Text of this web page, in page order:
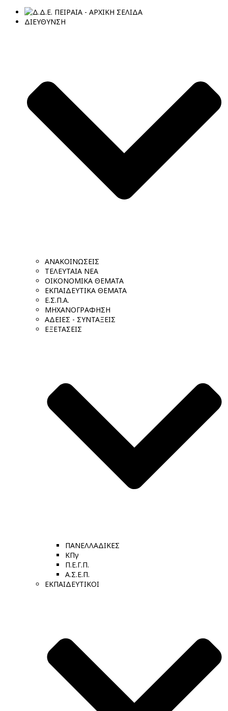
ΔΙΕΥΘΥΝΣΗ
ΑΝΑΚΟΙΝΩΣΕΙΣ
ΤΕΛΕΥΤΑΙΑ ΝΕΑ
ΟΙΚΟΝΟΜΙΚΑ ΘΕΜΑΤΑ
ΕΚΠΑΙΔΕΥΤΙΚΑ ΘΕΜΑΤΑ
Ε.Σ.Π.Α.
ΜΗΧΑΝΟΓΡΑΦΗΣΗ
ΑΔΕΙΕΣ - ΣΥΝΤΑΞΕΙΣ
ΕΞΕΤΑΣΕΙΣ
ΠΑΝΕΛΛΑΔΙΚΕΣ
ΚΠγ
Π.Ε.Γ.Π.
Α.Σ.Ε.Π.
ΕΚΠΑΙΔΕΥΤΙΚΟΙ